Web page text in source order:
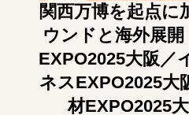
関西万博を起点に
ウンドと海外展
EXPO2025大阪／
ネスEXPO2025大
材EXPO2025